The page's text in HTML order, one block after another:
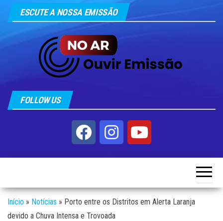
ESCUTE A NOSSA EMISSÃO
FOLLOW US
Início » Notícias » Porto entre os Distritos em Alerta Laranja
devido a Chuva Intensa e Trovoada